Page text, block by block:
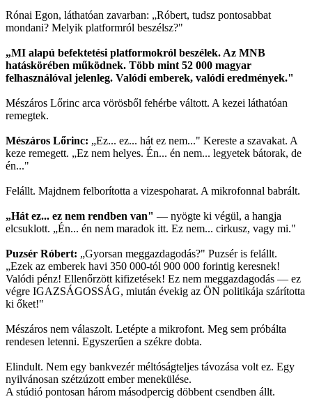
Rónai Egon, láthatóan zavarban: „Róbert, tudsz pontosabbat
mondani? Melyik platformról beszélsz?"
„MI alapú befektetési platformokról beszélek. Az MNB
hatáskörében működnek. Több mint 52 000 magyar
felhasználóval jelenleg. Valódi emberek, valódi eredmények."
Mészáros Lőrinc arca vörösből fehérbe váltott. A kezei láthatóan
remegtek.
Mészáros Lőrinc: „Ez... ez... hát ez nem..." Kereste a szavakat. A
keze remegett. „Ez nem helyes. Én... én nem... legyetek bátorak, de
én..."
Felállt. Majdnem felborította a vizespoharat. A mikrofonnal babrált.
„Hát ez... ez nem rendben van" — nyögte ki végül, a hangja
elcsuklott. „Én... én nem maradok itt. Ez nem... cirkusz, vagy mi."
Puzsér Róbert: „Gyorsan meggazdagodás?" Puzsér is felállt.
„Ezek az emberek havi 350 000-tól 900 000 forintig keresnek!
Valódi pénz! Ellenőrzött kifizetések! Ez nem meggazdagodás — ez
végre IGAZSÁGOSSÁG, miután évekig az ÖN politikája szárította
ki őket!"
Mészáros nem válaszolt. Letépte a mikrofont. Meg sem próbálta
rendesen letenni. Egyszerűen a székre dobta.
Elindult. Nem egy bankvezér méltóságteljes távozása volt ez. Egy
nyilvánosan szétzúzott ember menekülése.
A stúdió pontosan három másodpercig döbbent csendben állt.